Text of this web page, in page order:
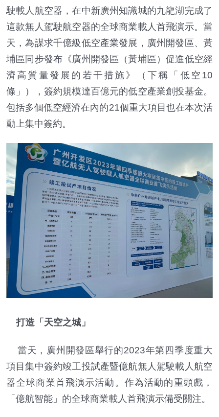
駛載人航空器，在中新廣州知識城的九龍湖完成了
這款無人駕駛航空器的全球商業載人首飛演示。當
天，為謀求千億級低空產業發展，廣州開發區、黃
埔區同步發布《廣州開發區（黃埔區）促進低空經
濟高質量發展的若干措施》（下稱「低空10
條」），簽約規模達百億元的低空產業創投基金。
包括多個低空經濟在內的21個重大項目也在本次活
動上集中簽約。
打造「天空之城」
當天，廣州開發區舉行的2023年第四季度重大
項目集中簽約竣工投試產暨億航無人駕駛載人航空
器全球商業首飛演示活動。作為活動的重頭戲，
「億航智能」的全球商業載人首飛演示備受關注。